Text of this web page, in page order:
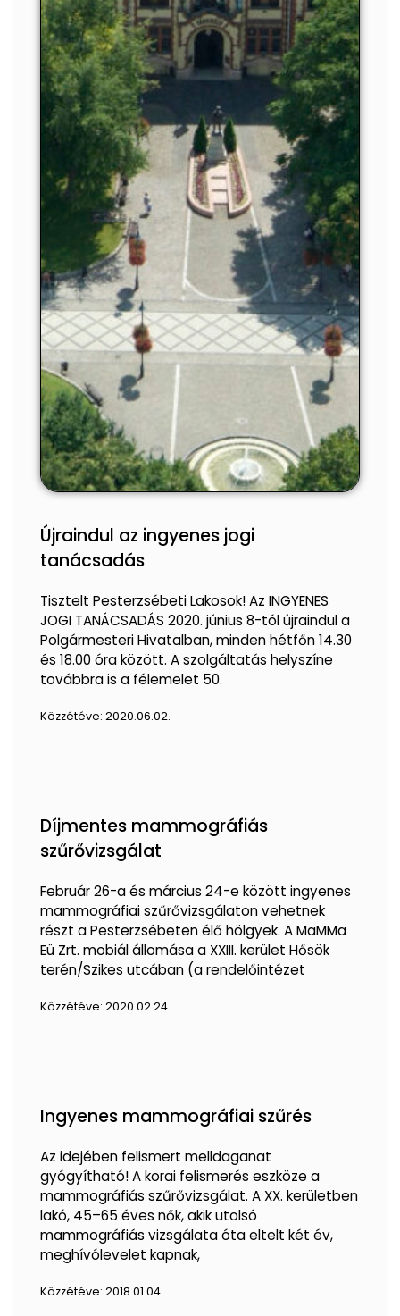
Újraindul az ingyenes jogi
tanácsadás
Tisztelt Pesterzsébeti Lakosok! Az INGYENES
JOGI TANÁCSADÁS 2020. június 8-tól újraindul a
Polgármesteri Hivatalban, minden hétfőn 14.30
és 18.00 óra között. A szolgáltatás helyszíne
továbbra is a félemelet 50.
Közzétéve: 2020.06.02.
Díjmentes mammográfiás
szűrővizsgálat
Február 26-a és március 24-e között ingyenes
mammográfiai szűrővizsgálaton vehetnek
részt a Pesterzsébeten élő hölgyek. A MaMMa
Eü Zrt. mobiál állomása a XXIII. kerület Hősök
terén/Szikes utcában (a rendelőintézet
Közzétéve: 2020.02.24.
Ingyenes mammográfiai szűrés
Az idejében felismert melldaganat
gyógyítható! A korai felismerés eszköze a
mammográfiás szűrővizsgálat. A XX. kerületben
lakó, 45–65 éves nők, akik utolsó
mammográfiás vizsgálata óta eltelt két év,
meghívólevelet kapnak,
Közzétéve: 2018.01.04.